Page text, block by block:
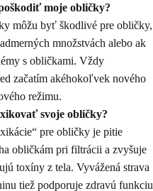
moje obličky?
môžu byť škodlivé pre obličky,
množstvách alebo ak
s obličkami. Vždy
začatím akéhokoľvek nového
režimu.
svoje obličky?
pre obličky je pitie
obličkám pri filtrácii a zvyšuje
toxíny z tela. Vyvážená strava
tiež podporuje zdravú funkciu